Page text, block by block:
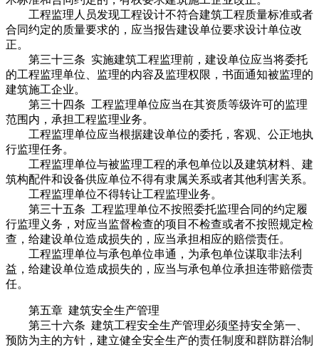
工程监理人员发现工程设计不符合建筑工程质量标准或者
合同约定的质量要求的，应当报告建设单位要求设计单位改
正。
第三十三条 实施建筑工程监理前，建设单位应当将委托
的工程监理单位、监理的内容及监理权限，书面通知被监理的
建筑施工企业。
第三十四条 工程监理单位应当在其资质等级许可的监理
范围内，承担工程监理业务。
工程监理单位应当根据建设单位的委托，客观、公正地执
行监理任务。
工程监理单位与被监理工程的承包单位以及建筑材料、建
筑构配件和设备供应单位不得有隶属关系或者其他利害关系。
工程监理单位不得转让工程监理业务。
第三十五条 工程监理单位不按照委托监理合同的约定履
行监理义务，对应当监督检查的项目不检查或者不按照规定检
查，给建设单位造成损失的，应当承担相应的赔偿责任。
工程监理单位与承包单位串通，为承包单位谋取非法利
益，给建设单位造成损失的，应当与承包单位承担连带赔偿责
任。
第五章 建筑安全生产管理
第三十六条 建筑工程安全生产管理必须坚持安全第一、
预防为主的方针，建立健全安全生产的责任制度和群防群治制